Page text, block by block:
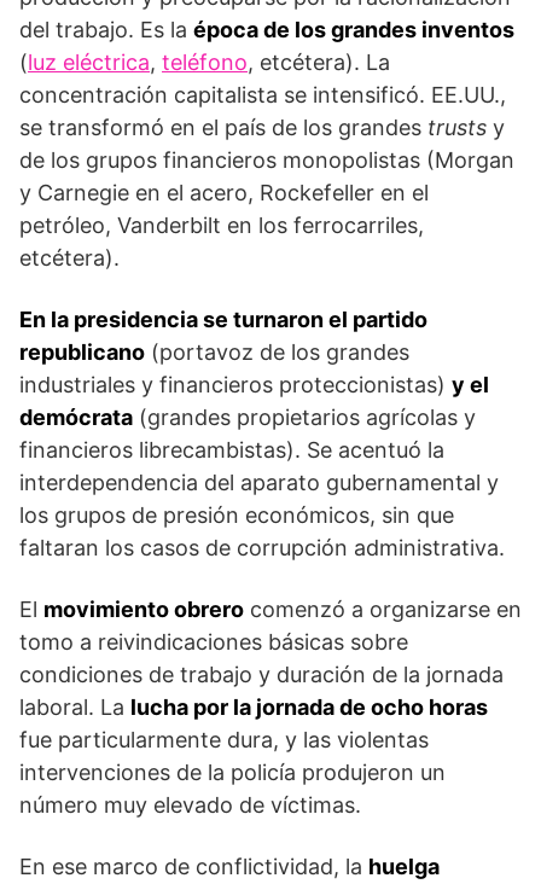
del trabajo. Es la época de los grandes inventos
(luz eléctrica, teléfono, etcétera). La
concentración capitalista se intensificó. EE.UU.,
se transformó en el país de los grandes trusts y
de los grupos financieros monopolistas (Morgan
y Carnegie en el acero, Rockefeller en el
petróleo, Vanderbilt en los ferrocarriles,
etcétera).
En la presidencia se turnaron el partido
republicano (portavoz de los grandes
industriales y financieros proteccionistas) y el
demócrata (grandes propietarios agrícolas y
financieros librecambistas). Se acentuó la
interdependencia del aparato gubernamental y
los grupos de presión económicos, sin que
faltaran los casos de corrupción administrativa.
El movimiento obrero comenzó a organizarse en
tomo a reivindicaciones básicas sobre
condiciones de trabajo y duración de la jornada
laboral. La lucha por la jornada de ocho horas
fue particularmente dura, y las violentas
intervenciones de la policía produjeron un
número muy elevado de víctimas.
En ese marco de conflictividad, la huelga